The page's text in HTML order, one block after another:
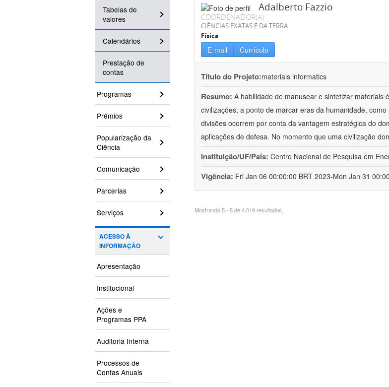
Tabelas de
valores
Calendários
Prestação de
contas
Programas
Prêmios
Popularização da
Ciência
Comunicação
Parcerias
Serviços
ACESSO À
INFORMAÇÃO
Apresentação
Institucional
Ações e
Programas PPA
Auditoria Interna
Processos de
Contas Anuais
Adalberto Fazzio
COORDENADOR(A)
CIÊNCIAS EXATAS E DA TERRA
Física
E-mail Currículo
Título do Projeto:materials informatics
Resumo: A habilidade de manusear e sintetizar materiais
civilizações, a ponto de marcar eras da humanidade,
divisões ocorrem por conta da vantagem estratégica do
aplicações de defesa. No momento que uma civilização
Instituição/UF/País: Centro Nacional de Pesquisa em
Vigência: Fri Jan 06 00:00:00 BRT 2023-Mon Jan 31
Mostrando 5 - 5 de 4.019 resultados.